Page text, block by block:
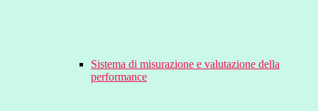
Sistema di misurazione e valutazione della
performance